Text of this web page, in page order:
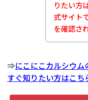
りたい方
式サイト
を確認さ
⇒にこにこカルシウ
すぐ知りたい方はこち